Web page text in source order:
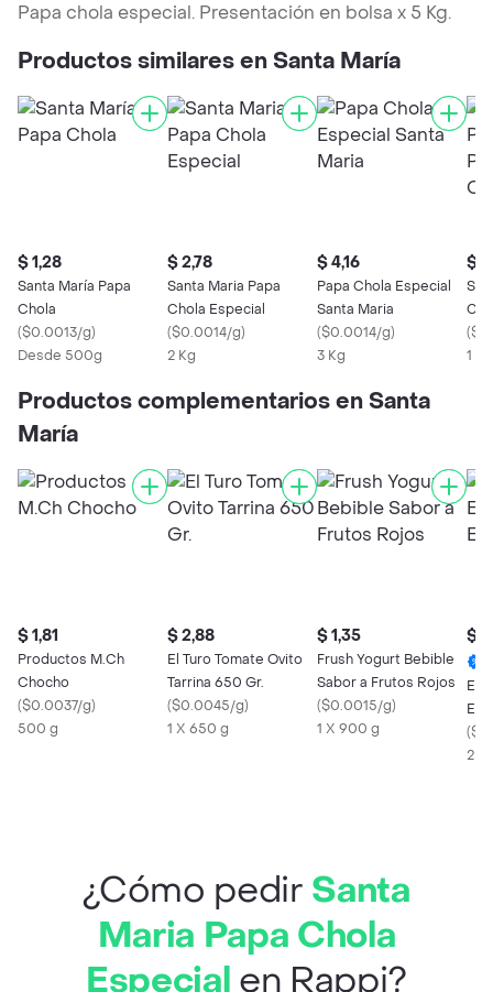
Papa chola especial. Presentación en bolsa x 5 Kg.
Productos similares en Santa María
$ 1,28
Santa María Papa
Chola
($0.0013/g)
Desde 500g
$ 2,78
Santa Maria Papa
Chola Especial
($0.0014/g)
2 Kg
$ 4,16
Papa Chola Especial
Santa Maria
($0.0014/g)
3 Kg
$
(
1 Kg
Productos complementarios en Santa
María
$ 1,81
Productos M.Ch
Chocho
($0.0037/g)
500 g
$ 2,88
El Turo Tomate Ovito
Tarrina 650 Gr.
($0.0045/g)
1 X 650 g
$ 1,35
Frush Yogurt Bebible
Sabor a Frutos Rojos
($0.0015/g)
1 X 900 g
$
(
2
¿Cómo pedir Santa
Maria Papa Chola
Especial en Rappi?